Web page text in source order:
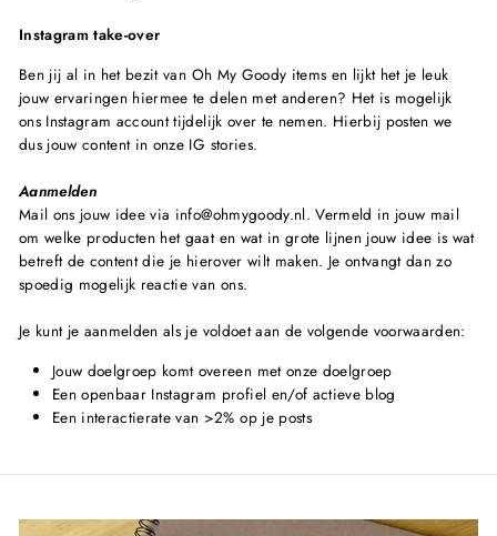
Instagram take-over
Ben jij al in het bezit van Oh My Goody items en lijkt het je leuk
jouw ervaringen hiermee te delen met anderen? Het is mogelijk
ons Instagram account tijdelijk over te nemen. Hierbij posten we
dus jouw content in onze IG stories.
Aanmelden
Mail ons jouw idee via info@ohmygoody.nl. Vermeld in jouw mail
om welke producten het gaat en wat in grote lijnen jouw idee is wat
betreft de content die je hierover wilt maken. Je ontvangt dan zo
spoedig mogelijk reactie van ons.
Je kunt je aanmelden als je voldoet aan de volgende voorwaarden:
Jouw doelgroep komt overeen met onze doelgroep
Een openbaar Instagram profiel en/of actieve blog
Een interactierate van >2% op je posts